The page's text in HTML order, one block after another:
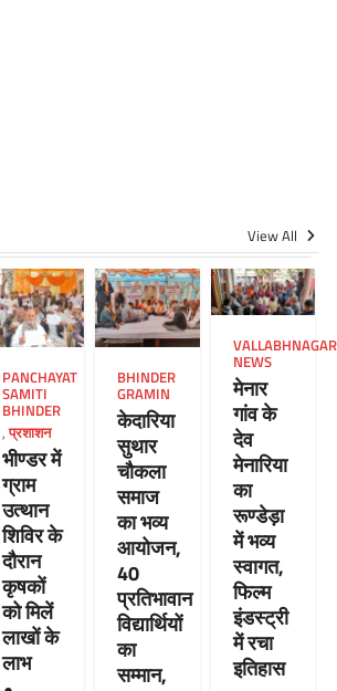
View All
PANCHAYAT
SAMITI
BHINDER
,प्रशाशन
भीण्डर में
ग्राम
उत्थान
शिविर के
दौरान
कृषकों
को मिलें
लाखों के
लाभ
BHINDER
GRAMIN
केदारिया
सुथार
चौकला
समाज
का भव्य
आयोजन,
40
प्रतिभावान
विद्यार्थियों
का
सम्मान,
VALLABHNAGAR
NEWS
मेनार
गांव के
देव
मेनारिया
का
रूण्डेड़ा
में भव्य
स्वागत,
फिल्म
इंडस्ट्री
में रचा
इतिहास